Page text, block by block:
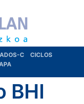
C
CICLOS
BHI